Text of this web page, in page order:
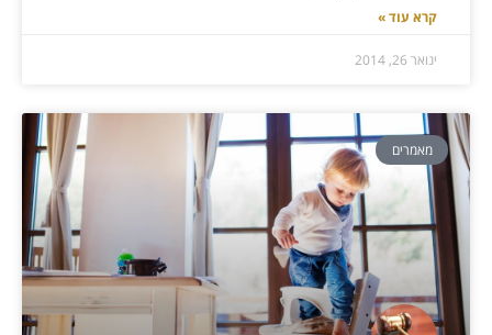
קרא עוד »
ינואר 26, 2014
מאמרים